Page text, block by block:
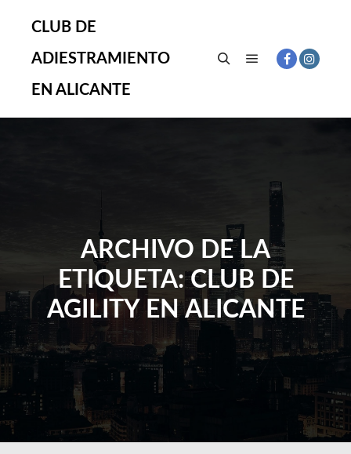
CLUB DE
ADIESTRAMIENTO
EN ALICANTE
ARCHIVO DE LA
ETIQUETA:CLUB DE
AGILITY EN ALICANTE